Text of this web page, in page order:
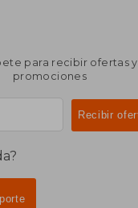
para recibir ofertas y
promociones